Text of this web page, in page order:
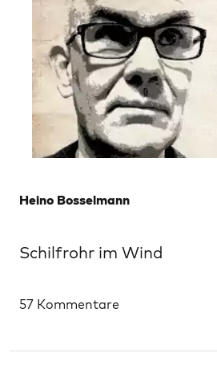
Heino Bosselmann
Schilfrohr im Wind
57 Kommentare